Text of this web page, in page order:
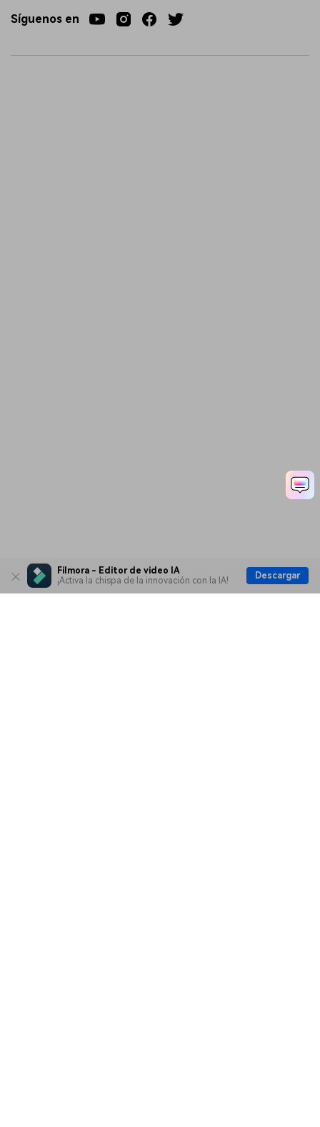
Filmora - Editor de video IA
¡Activa la chispa de la innovación con la IA!
Descargar
Síguenos en